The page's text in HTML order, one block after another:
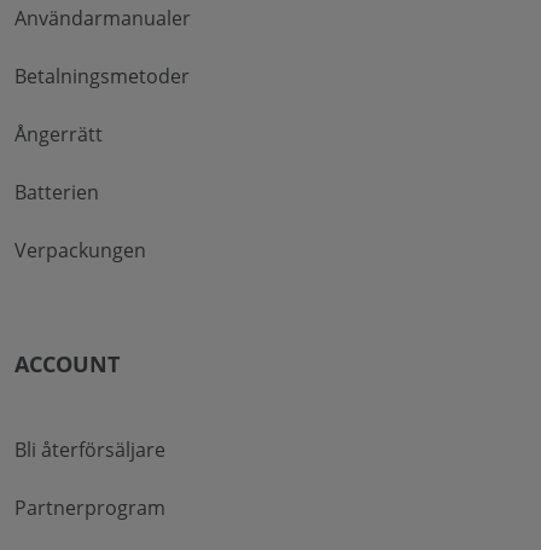
Användarmanualer
Betalningsmetoder
Ångerrätt
Batterien
Verpackungen
ACCOUNT
Bli återförsäljare
Partnerprogram